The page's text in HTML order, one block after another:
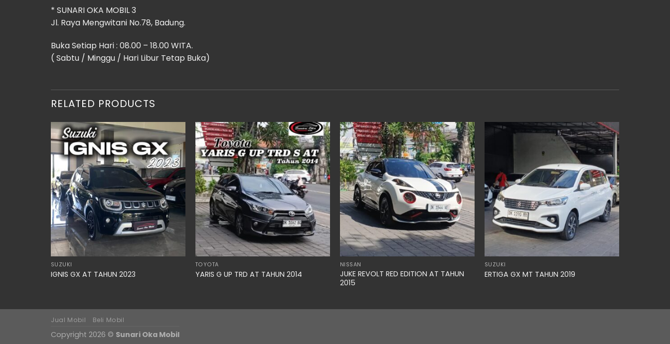
* SUNARI OKA MOBIL 3
Jl. Raya Mengwitani No.78, Badung.
Buka Setiap Hari : 08.00 – 18.00 WITA.
( Sabtu / Minggu / Hari Libur Tetap Buka)
RELATED PRODUCTS
SUZUKI
IGNIS GX AT TAHUN 2023
TOYOTA
YARIS G UP TRD AT TAHUN 2014
NISSAN
JUKE REVOLT RED EDITION AT TAHUN
2015
SUZUKI
ERTIGA GX MT TAHUN 2019
Jual Mobil Beli Mobil
Copyright 2026 © Sunari Oka Mobil